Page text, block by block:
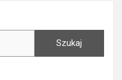
Szukaj